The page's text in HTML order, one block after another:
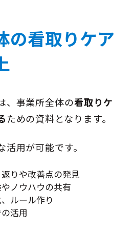
の看取りケア
、事業所全体の看取りケ
ための資料となります。
用が可能です。
りや改善点の発見
ノウハウの共有
ルール作り
活用